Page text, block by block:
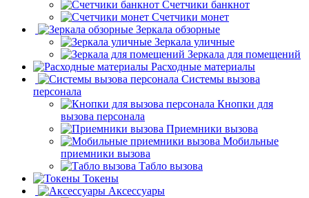
Счетчики банкнот
Счетчики монет
Зеркала обзорные
Зеркала уличные
Зеркала для помещений
Расходные материалы
Системы вызова
персонала
Кнопки для
вызова персонала
Приемники вызова
Мобильные
приемники вызова
Табло вызова
Токены
Аксессуары